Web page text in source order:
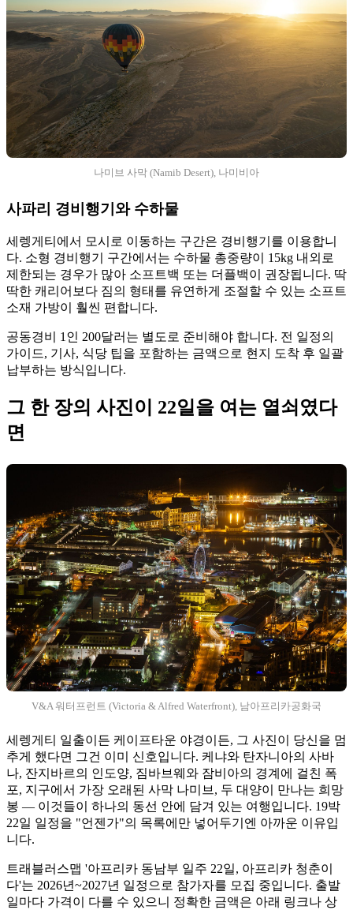
나미브 사막 (Namib Desert), 나미비아
사파리 경비행기와 수하물
세렝게티에서 모시로 이동하는 구간은 경비행기를 이용합니
다. 소형 경비행기 구간에서는 수하물 총중량이 15kg 내외로
제한되는 경우가 많아 소프트백 또는 더플백이 권장됩니다. 딱
딱한 캐리어보다 짐의 형태를 유연하게 조절할 수 있는 소프트
소재 가방이 훨씬 편합니다.
공동경비 1인 200달러는 별도로 준비해야 합니다. 전 일정의
가이드, 기사, 식당 팁을 포함하는 금액으로 현지 도착 후 일괄
납부하는 방식입니다.
그 한 장의 사진이 22일을 여는 열쇠였다
면
V&A 워터프런트 (Victoria & Alfred Waterfront), 남아프리카공화국
세렝게티 일출이든 케이프타운 야경이든, 그 사진이 당신을 멈
추게 했다면 그건 이미 신호입니다. 케냐와 탄자니아의 사바
나, 잔지바르의 인도양, 짐바브웨와 잠비아의 경계에 걸친 폭
포, 지구에서 가장 오래된 사막 나미브, 두 대양이 만나는 희망
봉 — 이것들이 하나의 동선 안에 담겨 있는 여행입니다. 19박
22일 일정을 "언젠가"의 목록에만 넣어두기엔 아까운 이유입
니다.
트래블러스맵 '아프리카 동남부 일주 22일, 아프리카 청춘이
다'는 2026년~2027년 일정으로 참가자를 모집 중입니다. 출발
일마다 가격이 다를 수 있으니 정확한 금액은 아래 링크나 상